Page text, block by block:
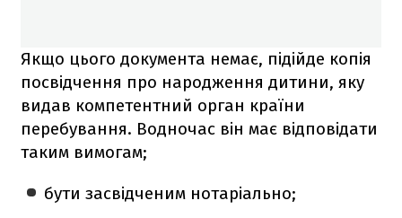
Якщо цього документа немає, підійде копія
посвідчення про народження дитини, яку
видав компетентний орган країни
перебування. Водночас він має відповідати
таким вимогам;
бути засвідченим нотаріально;